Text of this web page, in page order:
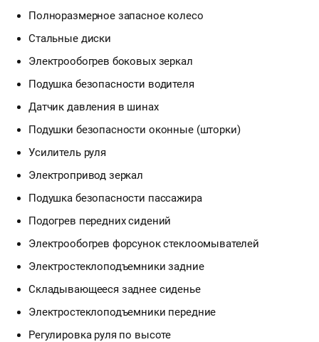
Полноразмерное запасное колесо
Стальные диски
Электрообогрев боковых зеркал
Подушка безопасности водителя
Датчик давления в шинах
Подушки безопасности оконные (шторки)
Усилитель руля
Электропривод зеркал
Подушка безопасности пассажира
Подогрев передних сидений
Электрообогрев форсунок стеклоомывателей
Электростеклоподъемники задние
Складывающееся заднее сиденье
Электростеклоподъемники передние
Регулировка руля по высоте